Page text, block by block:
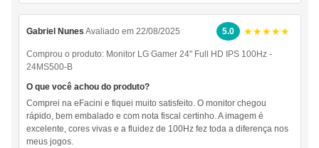
Gabriel Nunes Avaliado em 22/08/2025 5.0 ★★★★★
Comprou o produto: Monitor LG Gamer 24" Full HD IPS 100Hz -
24MS500-B
O que você achou do produto?
Comprei na eFacini e fiquei muito satisfeito. O monitor chegou
rápido, bem embalado e com nota fiscal certinho. A imagem é
excelente, cores vivas e a fluidez de 100Hz fez toda a diferença nos
meus jogos.